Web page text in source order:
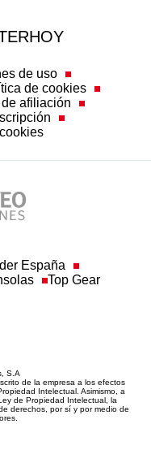
de uso
de cookies
afiliación
España
Top Gear
S.A
de la empresa a los efectos
Intelectual. Asimismo, a
de Propiedad Intelectual, la
derechos, por sí y por medio de